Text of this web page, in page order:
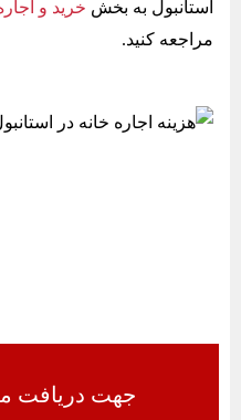
استانبول به بخش خرید و
مراجعه کنید.
جهت دریافت